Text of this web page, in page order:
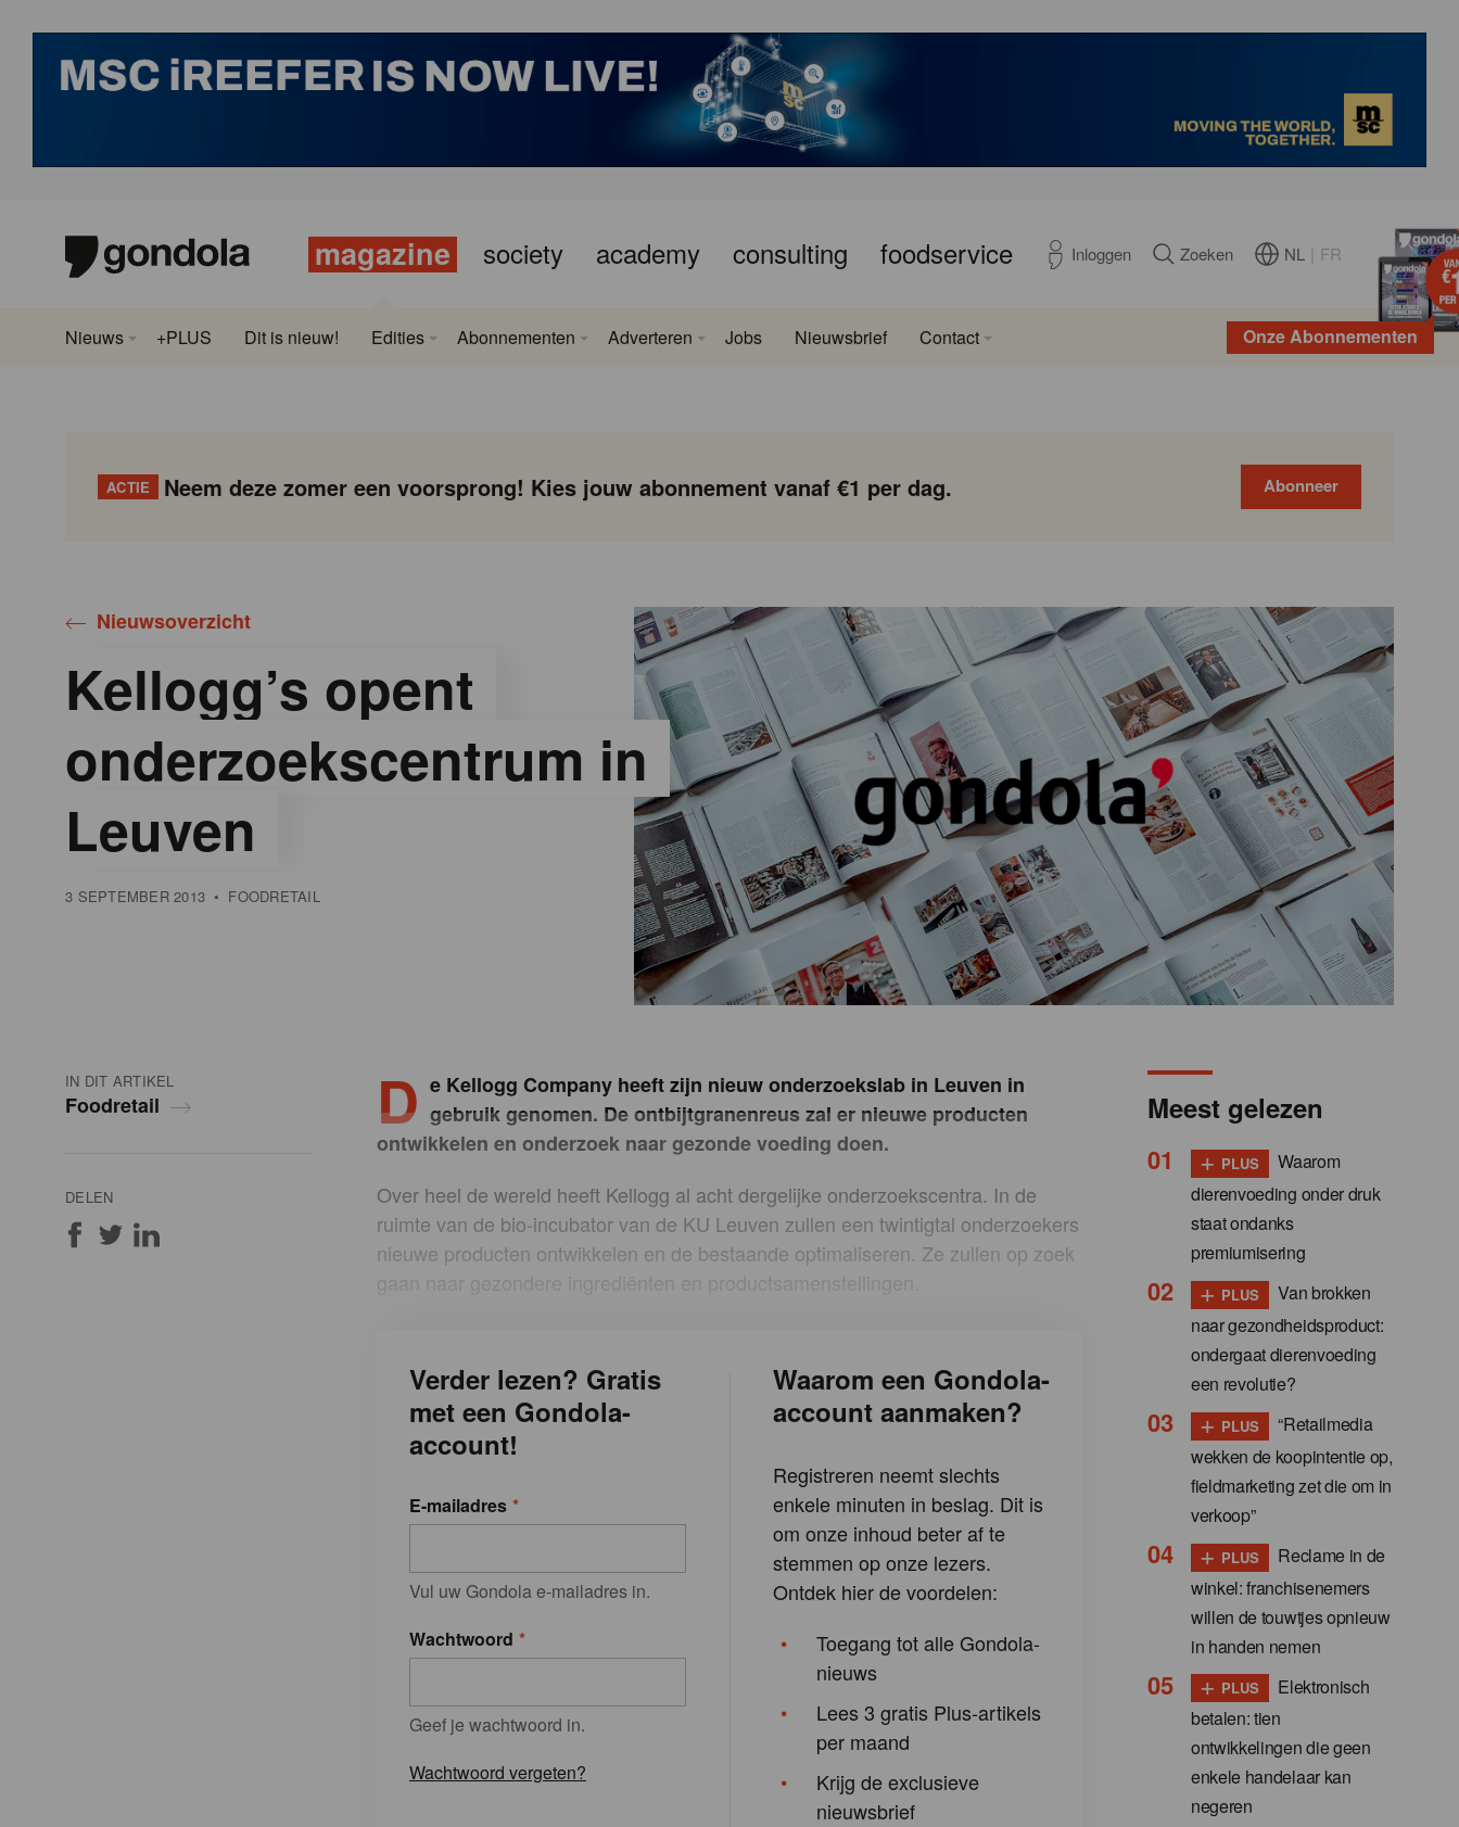
magazine society academy consulting foodservice Inloggen Zoeken NL FR
Onze Abonnementen
Nieuws +PLUS Dit is nieuw! Edities Abonnementen Adverteren Jobs Nieuwsbrief Contact
ACTIE Neem deze zomer een voorsprong! Kies jouw abonnement vanaf €1 per dag. Abonneer
Nieuwsoverzicht
Kellogg’s opent
onderzoekscentrum in
Leuven
3 SEPTEMBER 2013 • FOODRETAIL
IN DIT ARTIKEL
Foodretail
DELEN
D e Kellogg Company heeft zijn nieuw onderzoekslab in Leuven in
gebruik genomen. De ontbijtgranenreus zal er nieuwe producten
ontwikkelen en onderzoek naar gezonde voeding doen.
Over heel de wereld heeft Kellogg al acht dergelijke onderzoekscentra. In de
ruimte van de bio-incubator van de KU Leuven zullen een twintigtal onderzoekers
nieuwe producten ontwikkelen en de bestaande optimaliseren. Ze zullen op zoek
gaan naar gezondere ingrediënten en productsamenstellingen.
Verder lezen? Gratis
met een Gondola-
account!
E-mailadres
Vul uw Gondola e-mailadres in.
Wachtwoord
Geef je wachtwoord in.
Wachtwoord vergeten?
Waarom een Gondola-
account aanmaken?
Registreren neemt slechts
enkele minuten in beslag. Dit is
om onze inhoud beter af te
stemmen op onze lezers.
Ontdek hier de voordelen:
Toegang tot alle Gondola-
nieuws
Lees 3 gratis Plus-artikels
per maand
Krijg de exclusieve
nieuwsbrief
Meest gelezen
+ PLUS
Waarom
dierenvoeding onder druk
staat ondanks
premiumisering
+ PLUS
Van brokken
naar gezondheidsproduct:
ondergaat dierenvoeding
een revolutie?
+ PLUS
“Retailmedia
wekken de koopintentie op,
fieldmarketing zet die om in
verkoop”
+ PLUS
Reclame in de
winkel: franchisenemers
willen de touwtjes opnieuw
in handen nemen
+ PLUS
Elektronisch
betalen: tien
ontwikkelingen die geen
enkele handelaar kan
negeren